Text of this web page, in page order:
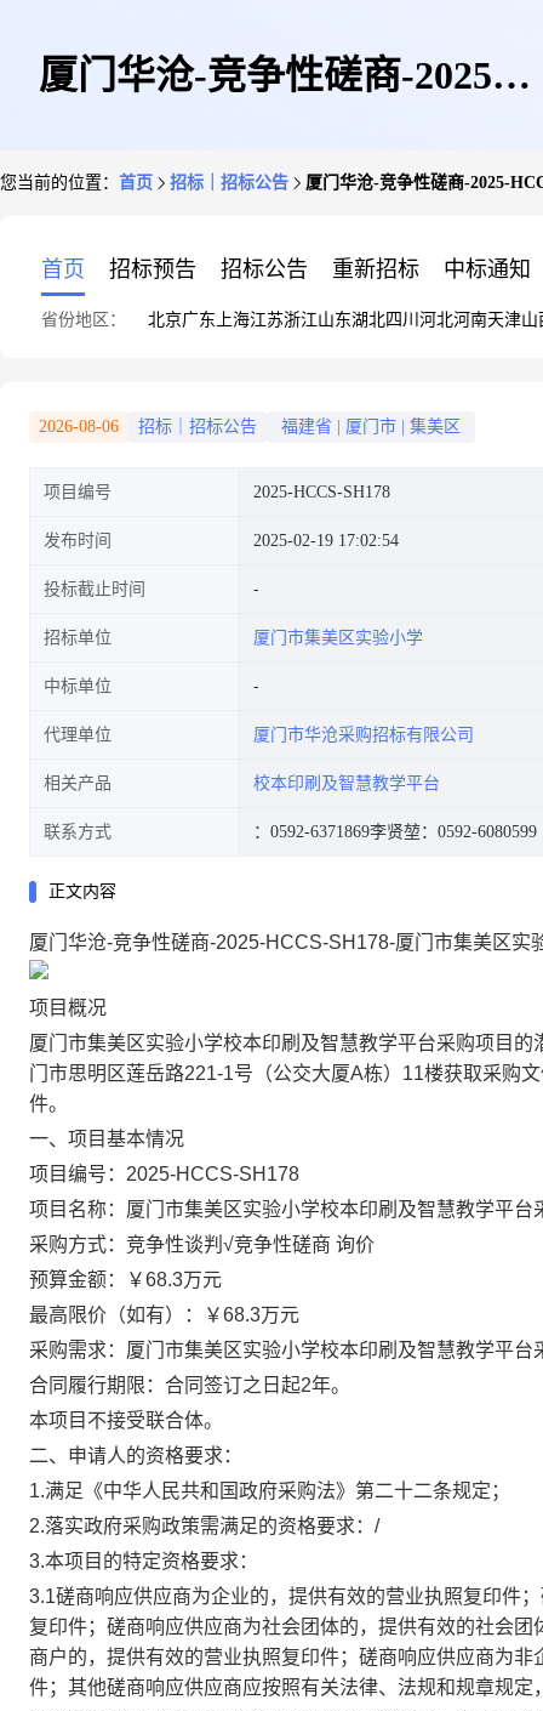
厦门华沧-竞争性磋商-2025-
采购-采购公告
您当前的位置： 首页 招标｜招标公告 厦门华沧-竞争性磋商-2025-
首页 招标预告 招标公告 重新招标 中标通知
省份地区： 北京广东 上海江苏浙江山东湖北四川 河北河南天津山
2026-08-06 招标｜招标公告 福建省 厦门市 集美区
项目编号 2025-HCCS-SH178
发布时间 2025-02-19 17:02:54
投标截止时间
招标单位 厦门市集美区实验小学
中标单位
代理单位 厦门市华沧采购招标有限公司
相关产品 校本印刷及智慧教学平台
联系方式 ：0592-6371869李贤堃：0592-6080599
正文内容
厦门华沧-竞争性磋商-2025-HCCS-SH178-厦门市集美区
项目概况
厦门市集美区实验小学校本印刷及智慧教学平台采购项目
门市思明区莲岳路221-1号（公交大厦A栋）11楼获取采购
件。
一、项目基本情况
项目编号：2025-HCCS-SH178
项目名称：厦门市集美区实验小学校本印刷及智慧教学平台
采购方式：竞争性谈判√竞争性磋商 询价
预算金额：￥68.3万元
最高限价（如有）：￥68.3万元
采购需求：厦门市集美区实验小学校本印刷及智慧教学平
合同履行期限：合同签订之日起2年。
本项目不接受联合体。
二、申请人的资格要求：
1.满足《中华人民共和国政府采购法》第二十二条规定；
2.落实政府采购政策需满足的资格要求：/
3.本项目的特定资格要求：
3.1磋商响应供应商为企业的，提供有效的营业执照复印件
复印件；磋商响应供应商为社会团体的，提供有效的社会
商户的，提供有效的营业执照复印件；磋商响应供应商为
件；其他磋商响应供应商应按照有关法律、法规和规章规